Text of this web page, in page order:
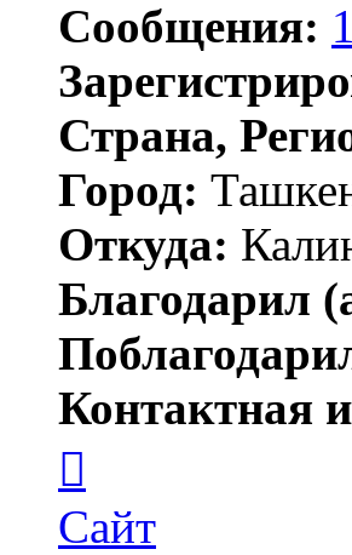
Сообщения:
Страна,
Город:
Откуда:
Благодарил
Контактная
пользователя
Maks42
Сайт